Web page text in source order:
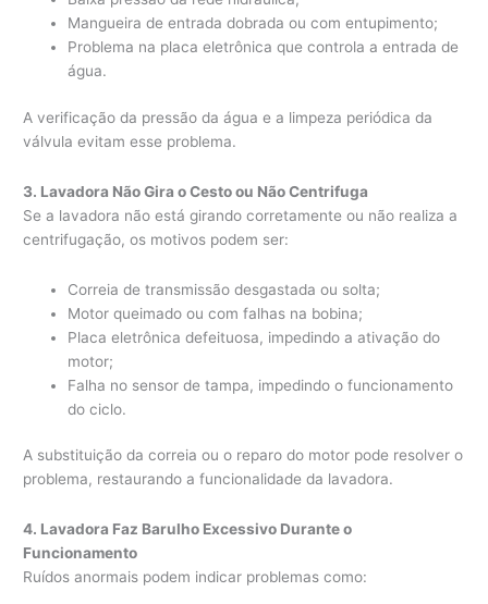
Mangueira de entrada dobrada ou com entupimento;
Problema na placa eletrônica que controla a entrada de
água.
A verificação da pressão da água e a limpeza periódica da
válvula evitam esse problema.
3. Lavadora Não Gira o Cesto ou Não Centrifuga
Se a lavadora não está girando corretamente ou não realiza a
centrifugação, os motivos podem ser:
Correia de transmissão desgastada ou solta;
Motor queimado ou com falhas na bobina;
Placa eletrônica defeituosa, impedindo a ativação do
motor;
Falha no sensor de tampa, impedindo o funcionamento
do ciclo.
A substituição da correia ou o reparo do motor pode resolver o
problema, restaurando a funcionalidade da lavadora.
4. Lavadora Faz Barulho Excessivo Durante o
Funcionamento
Ruídos anormais podem indicar problemas como: